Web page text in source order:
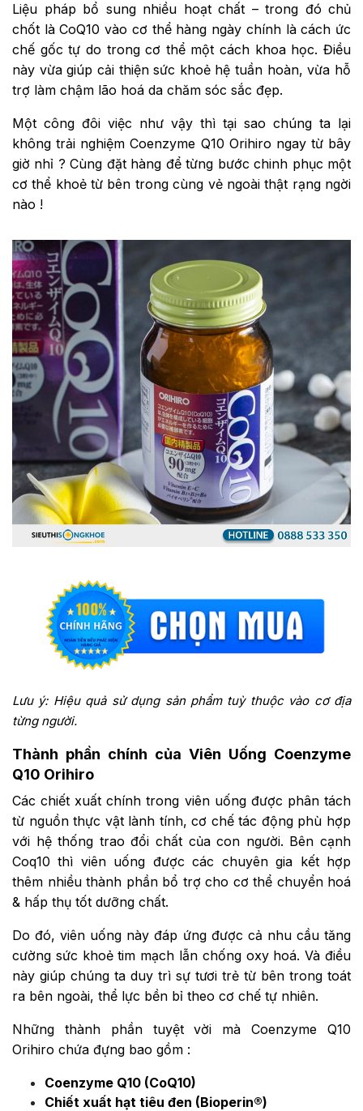
Liệu pháp bổ sung nhiều hoạt chất – trong đó chủ
chốt là CoQ10 vào cơ thể hàng ngày chính là cách ức
chế gốc tự do trong cơ thể một cách khoa học. Điều
này vừa giúp cải thiện sức khoẻ hệ tuần hoàn, vừa hỗ
trợ làm chậm lão hoá da chăm sóc sắc đẹp.
Một công đôi việc như vậy thì tại sao chúng ta lại
không trải nghiệm Coenzyme Q10 Orihiro ngay từ bây
giờ nhỉ ? Cùng đặt hàng để từng bước chinh phục một
cơ thể khoẻ từ bên trong cùng vẻ ngoài thật rạng ngời
nào !
Lưu ý: Hiệu quả sử dụng sản phẩm tuỳ thuộc vào cơ địa
từng người.
Thành phần chính của Viên Uống Coenzyme
Q10 Orihiro
Các chiết xuất chính trong viên uống được phân tách
từ nguồn thực vật lành tính, cơ chế tác động phù hợp
với hệ thống trao đổi chất của con người. Bên cạnh
Coq10 thì viên uống được các chuyên gia kết hợp
thêm nhiều thành phần bổ trợ cho cơ thể chuyển hoá
& hấp thụ tốt dưỡng chất.
Do đó, viên uống này đáp ứng được cả nhu cầu tăng
cường sức khoẻ tim mạch lẫn chống oxy hoá. Và điều
này giúp chúng ta duy trì sự tươi trẻ từ bên trong toát
ra bên ngoài, thể lực bền bỉ theo cơ chế tự nhiên.
Những thành phần tuyệt vời mà Coenzyme Q10
Orihiro chứa đựng bao gồm :
Coenzyme Q10 (CoQ10)
Chiết xuất hạt tiêu đen (Bioperin®)